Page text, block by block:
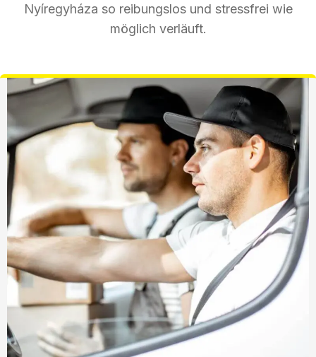
Nyíregyháza so reibungslos und stressfrei wie
möglich verläuft.